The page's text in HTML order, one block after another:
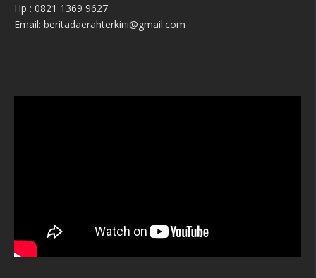
Hp : 0821 1369 9627
Email: beritadaerahterkini@gmail.com